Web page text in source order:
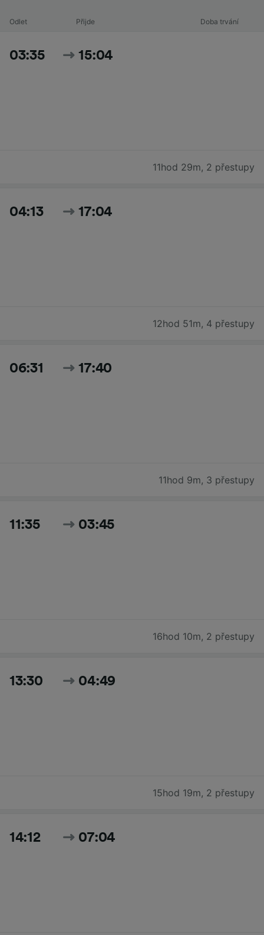
Odlet Přijde Doba trvání
03:35 15:04
11hod 29m, 2 přestupy
04:13 17:04
12hod 51m, 4 přestupy
06:31 17:40
11hod 9m, 3 přestupy
11:35 03:45
16hod 10m, 2 přestupy
13:30 04:49
15hod 19m, 2 přestupy
14:12 07:04